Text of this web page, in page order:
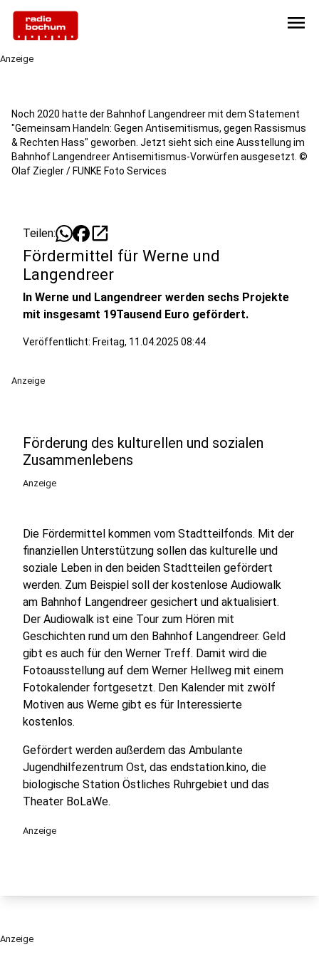
menu
Anzeige
Noch 2020 hatte der Bahnhof Langendreer mit dem Statement
"Gemeinsam Handeln: Gegen Antisemitismus, gegen Rassismus
& Rechten Hass" geworben. Jetzt sieht sich eine Ausstellung im
Bahnhof Langendreer Antisemitismus-Vorwürfen ausgesetzt. ©
Olaf Ziegler / FUNKE Foto Services
Teilen: open_in_new
Fördermittel für Werne und
Langendreer
In Werne und Langendreer werden sechs Projekte
mit insgesamt 19Tausend Euro gefördert.
Veröffentlicht: Freitag, 11.04.2025 08:44
Anzeige
Förderung des kulturellen und sozialen
Zusammenlebens
Anzeige
Die Fördermittel kommen vom Stadtteilfonds. Mit der
finanziellen Unterstützung sollen das kulturelle und
soziale Leben in den beiden Stadtteilen gefördert
werden. Zum Beispiel soll der kostenlose Audiowalk
am Bahnhof Langendreer gesichert und aktualisiert.
Der Audiowalk ist eine Tour zum Hören mit
Geschichten rund um den Bahnhof Langendreer. Geld
gibt es auch für den Werner Treff. Damit wird die
Fotoausstellung auf dem Werner Hellweg mit einem
Fotokalender fortgesetzt. Den Kalender mit zwölf
Motiven aus Werne gibt es für Interessierte
kostenlos.
Gefördert werden außerdem das Ambulante
Jugendhilfezentrum Ost, das endstation.kino, die
biologische Station Östliches Ruhrgebiet und das
Theater BoLaWe.
Anzeige
Anzeige